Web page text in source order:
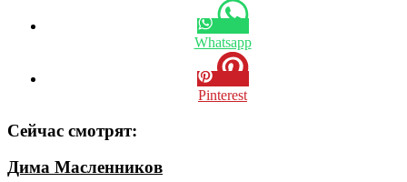
Whatsapp
Pinterest
Сейчас смотрят:
Дима Масленников